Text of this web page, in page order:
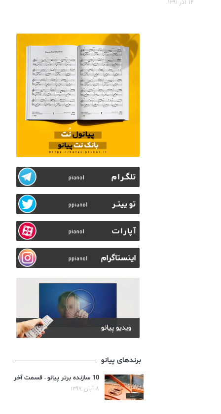
۱۴ آذر ۱۳۹۱
برندهای پیانو
10 سازنده برتر پیانو – قسمت آخر
۸ آبان ۱۳۹۷